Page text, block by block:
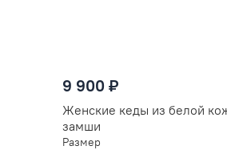
9 900 ₽
Женские кеды из белой
замши
Размер